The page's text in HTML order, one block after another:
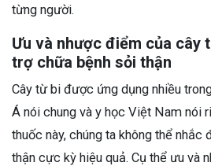
từng người.
Ưu và nhược điểm của cây
trợ chữa bệnh sỏi thận
Cây từ bi được ứng dụng nhiều
Á nói chung và y học Việt Nam nói
thuốc này, chúng ta không thể
thận cực kỳ hiệu quả. Cụ thể ưu và